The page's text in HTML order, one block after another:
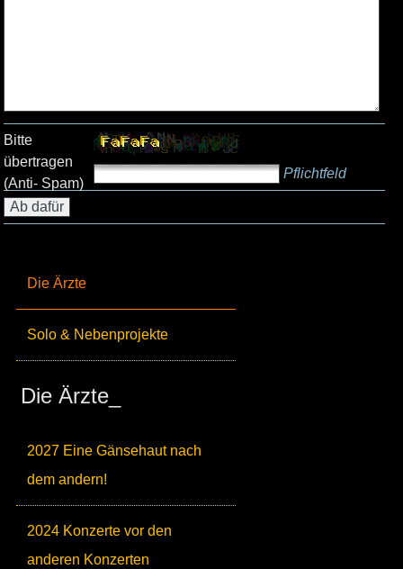
Die Ärzte
Solo & Nebenprojekte
Die Ärzte_
2027 Eine Gänsehaut nach
dem andern!
2024 Konzerte vor den
anderen Konzerten
Bitte
übertragen
(Anti- Spam)
Pflichtfeld